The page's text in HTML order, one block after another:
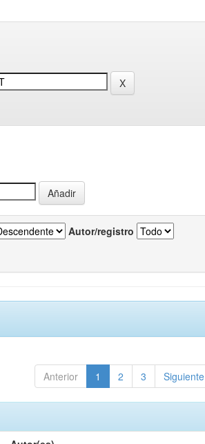
Autor/registro
Anterior 1 2 3 Siguiente